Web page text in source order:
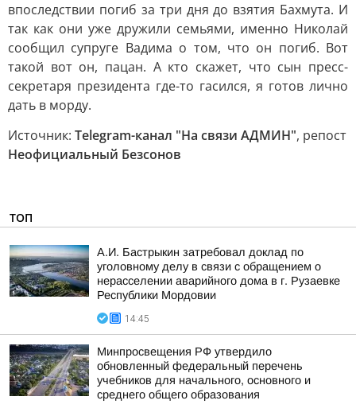
впоследствии погиб за три дня до взятия Бахмута. И
так как они уже дружили семьями, именно Николай
сообщил супруге Вадима о том, что он погиб. Вот
такой вот он, пацан. А кто скажет, что сын пресс-
секретаря президента где-то гасился, я готов лично
дать в морду.
Источник: Telegram-канал "На связи АДМИН", репост
Неофициальный Безсонов
ТОП
А.И. Бастрыкин затребовал доклад по
уголовному делу в связи с обращением о
нерасселении аварийного дома в г. Рузаевке
Республики Мордовии
14:45
Минпросвещения РФ утвердило
обновленный федеральный перечень
учебников для начального, основного и
среднего общего образования